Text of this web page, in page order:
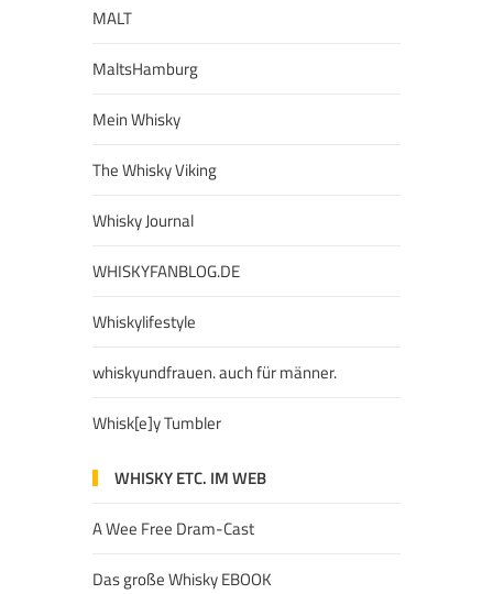
MALT
MaltsHamburg
Mein Whisky
The Whisky Viking
Whisky Journal
WHISKYFANBLOG.DE
Whiskylifestyle
whiskyundfrauen. auch für männer.
Whisk[e]y Tumbler
WHISKY ETC. IM WEB
A Wee Free Dram-Cast
Das große Whisky EBOOK